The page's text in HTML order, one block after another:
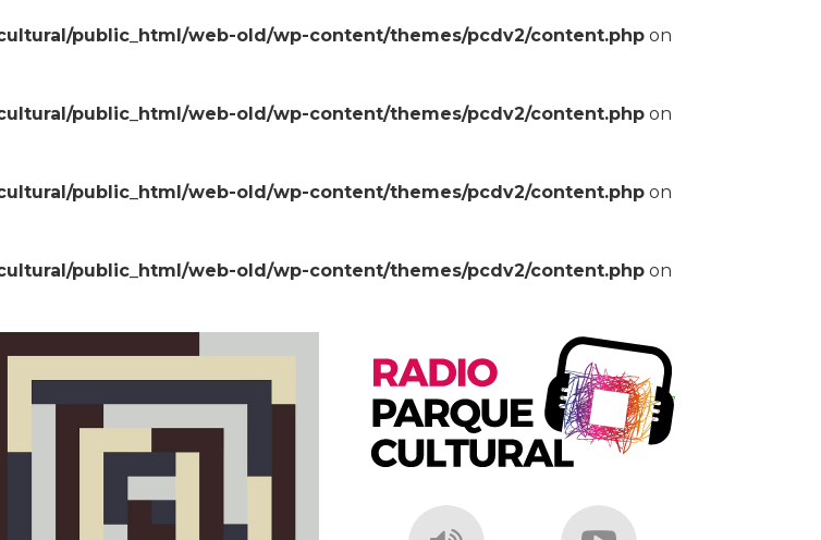
public_html/web-old/wp-content/themes/pcdv2/content.php on
public_html/web-old/wp-content/themes/pcdv2/content.php on
public_html/web-old/wp-content/themes/pcdv2/content.php on
public_html/web-old/wp-content/themes/pcdv2/content.php on